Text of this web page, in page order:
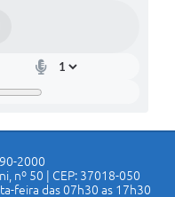
2000
nº 50 | CEP: 37018-050
feira das 07h30 as 17h30